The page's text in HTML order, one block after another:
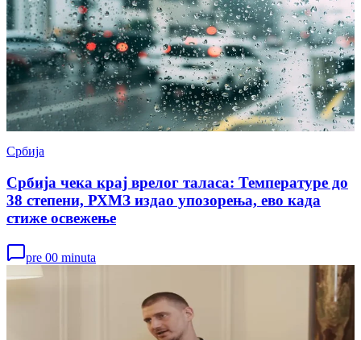
Србија
Србија чека крај врелог таласа: Температуре до
38 степени, РХМЗ издао упозорења, ево када
стиже освежење
pre 00 minuta